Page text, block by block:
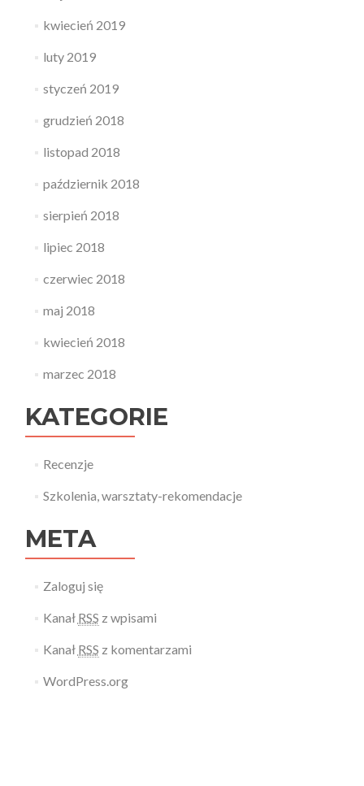
kwiecień 2019
luty 2019
styczeń 2019
grudzień 2018
listopad 2018
październik 2018
sierpień 2018
lipiec 2018
czerwiec 2018
maj 2018
kwiecień 2018
marzec 2018
KATEGORIE
Recenzje
Szkolenia, warsztaty-rekomendacje
META
Zaloguj się
Kanał RSS z wpisami
Kanał RSS z komentarzami
WordPress.org